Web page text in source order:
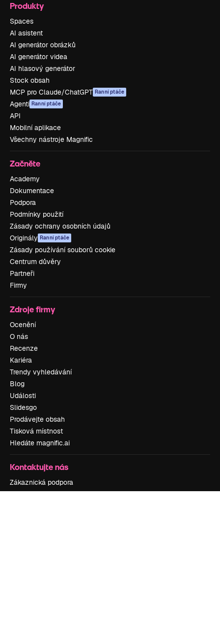
Produkty
Spaces
AI asistent
AI generátor obrázků
AI generátor videa
AI hlasový generátor
Stock obsah
MCP pro Claude/ChatGPT Ranní ptáče
Agenti Ranní ptáče
API
Mobilní aplikace
Všechny nástroje Magnific
Začněte
Academy
Dokumentace
Podpora
Podmínky použití
Zásady ochrany osobních údajů
Originály Ranní ptáče
Zásady používání souborů cookie
Centrum důvěry
Partneři
Firmy
Zdroje firmy
Ocenění
O nás
Recenze
Kariéra
Trendy vyhledávání
Blog
Události
Slidesgo
Prodávejte obsah
Tisková místnost
Hledáte magnific.ai
Kontaktujte nás
Zákaznická podpora
Instagram